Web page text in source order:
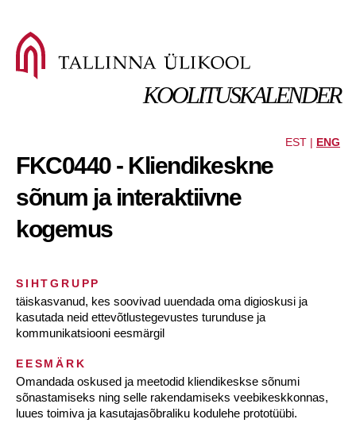
KOOLITUSKALENDER
EST | ENG
FKC0440 - Kliendikeskne
sõnum ja interaktiivne
kogemus
SIHTGRUPP
täiskasvanud, kes soovivad uuendada oma digioskusi ja
kasutada neid ettevõtlustegevustes turunduse ja
kommunikatsiooni eesmärgil
EESMÄRK
Omandada oskused ja meetodid kliendikeskse sõnumi
sõnastamiseks ning selle rakendamiseks veebikeskkonnas,
luues toimiva ja kasutajasõbraliku kodulehe prototüübi.